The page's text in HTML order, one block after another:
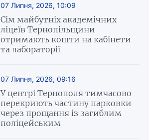
07 Липня, 2026, 10:09
Сім майбутніх академічних
ліцеїв Тернопільщини
отримають кошти на кабінети
та лабораторії
07 Липня, 2026, 09:16
У центрі Тернополя тимчасово
перекриють частину парковки
через прощання із загиблим
поліцейським